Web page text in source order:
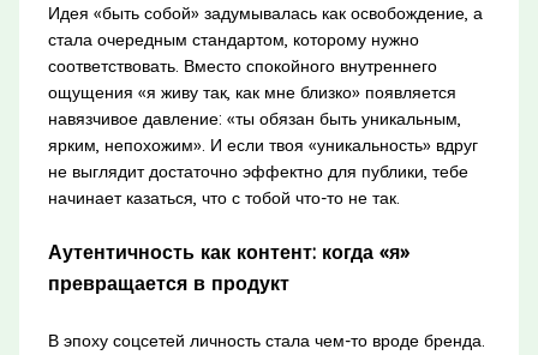
Идея «быть собой» задумывалась как освобождение, а
стала очередным стандартом, которому нужно
соответствовать. Вместо спокойного внутреннего
ощущения «я живу так, как мне близко» появляется
навязчивое давление: «ты обязан быть уникальным,
ярким, непохожим». И если твоя «уникальность» вдруг
не выглядит достаточно эффектно для публики, тебе
начинает казаться, что с тобой что-то не так.
Аутентичность как контент: когда «я»
превращается в продукт
В эпоху соцсетей личность стала чем-то вроде бренда.